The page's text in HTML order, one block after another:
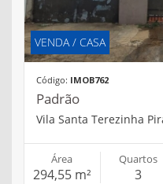
VENDA / CASA
Código: IMOB762
Padrão
Vila Santa Terezinha
Área
294,55 m²
Quartos
3